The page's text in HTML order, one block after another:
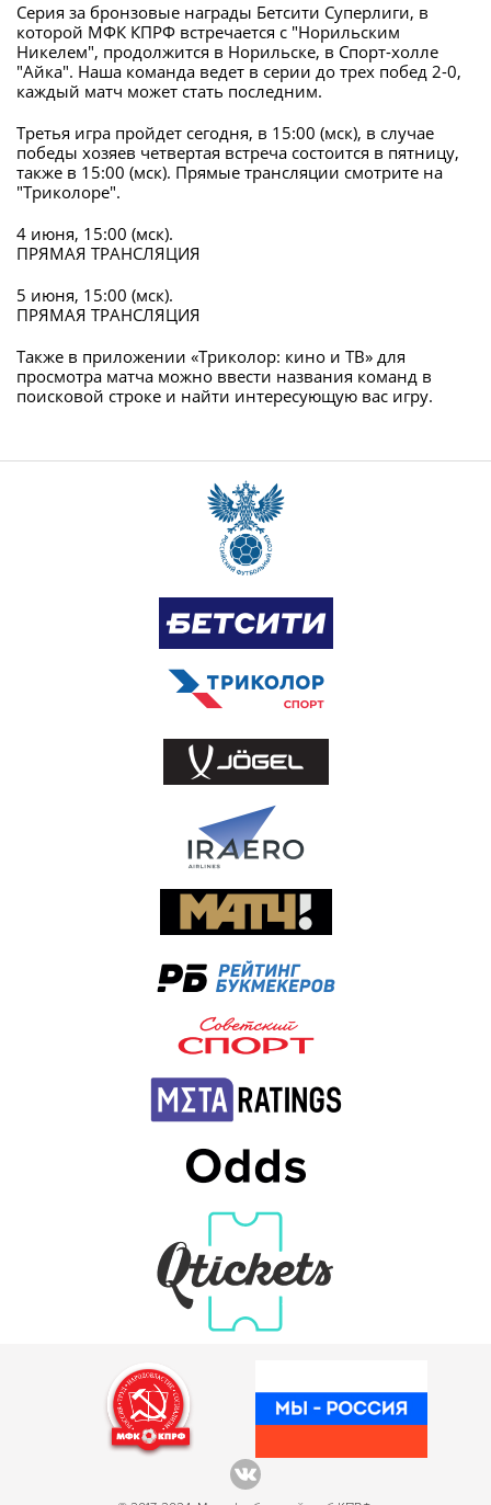
Серия за бронзовые награды Бетсити Суперлиги, в
которой МФК КПРФ встречается с "Норильским
Никелем", продолжится в Норильске, в Спорт-холле
"Айка". Наша команда ведет в серии до трех побед 2-0,
каждый матч может стать последним.
Третья игра пройдет сегодня, в 15:00 (мск), в случае
победы хозяев четвертая встреча состоится в пятницу,
также в 15:00 (мск). Прямые трансляции смотрите на
"Триколоре".
4 июня, 15:00 (мск).
ПРЯМАЯ ТРАНСЛЯЦИЯ
5 июня, 15:00 (мск).
ПРЯМАЯ ТРАНСЛЯЦИЯ
Также в приложении «Триколор: кино и ТВ» для
просмотра матча можно ввести названия команд в
поисковой строке и найти интересующую вас игру.